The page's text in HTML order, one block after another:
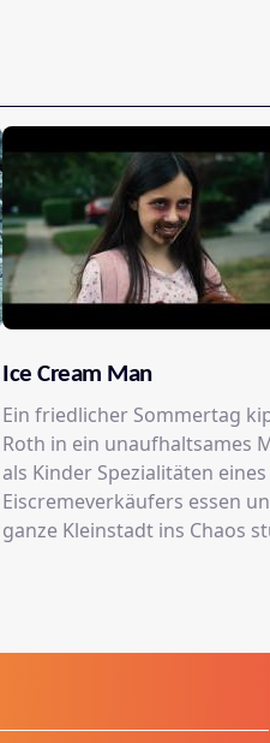
Ice Cream Man
Ein friedlicher Sommertag
Roth in ein unaufhaltsames
als Kinder Spezialitäten
Eiscremeverkäufers essen
ganze Kleinstadt ins Chaos